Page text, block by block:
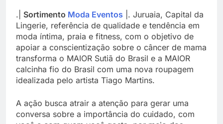
.| Sortimento Moda Eventos |. Juruaia, Capital da
Lingerie, referência de qualidade e tendência em
moda íntima, praia e fitness, com o objetivo de
apoiar a conscientização sobre o câncer de mama
transforma o MAIOR Sutiã do Brasil e a MAIOR
calcinha fio do Brasil com uma nova roupagem
idealizada pelo artista Tiago Martins.
A ação busca atrair a atenção para gerar uma
conversa sobre a importância do cuidado, com